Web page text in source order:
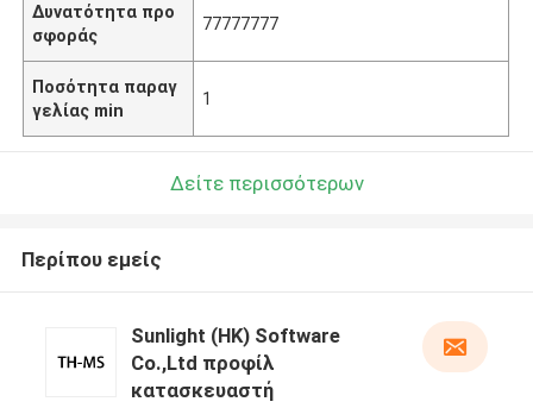
Δυνατότητα προ
σφοράς
77777777
Ποσότητα παραγ
γελίας min
1
Δείτε περισσότερων
Περίπου εμείς
Sunlight (HK) Software
Co.,Ltd προφίλ
κατασκευαστή